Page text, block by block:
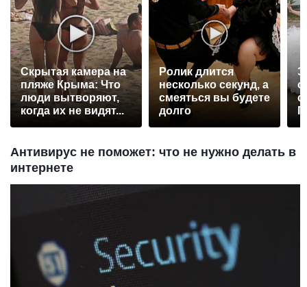
Скрытая камера на
пляже Крыма: Что
люди вытворяют,
когда их не видят...
Ролик длится
несколько секунд, а
смеяться вы будете
долго
Антивирус не поможет: что не нужно делать в
интернете